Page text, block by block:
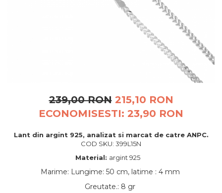
239,00 RON 215,10 RON
ECONOMISESTI: 23,90 RON
Lant din argint 925, analizat si marcat de catre ANPC.
COD SKU: 399L15N
Material: argint 925
Marime: Lungime: 50 cm, latime : 4 mm
Greutate.: 8 gr